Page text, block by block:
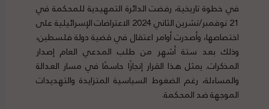
في خطوة تاريخية، رفضت الدائرة التمهيدية للمحكمة في
21 نوفمبر/تشرين الثاني 2024 الاعتراضات الإسرائيلية على
اختصاصها، وأصدرت أوامر اعتقال في قضية دولة فلسطين،
وذلك بعد ستة أشهر من طلب المدعي العام إصدار
المذكرات. يمثل هذا القرار إنجازًا حاسمًا في مسار العدالة
والمساءلة، رغم الضغوط السياسية المتزايدة والتهديدات
الموجهة ضد المحكمة.